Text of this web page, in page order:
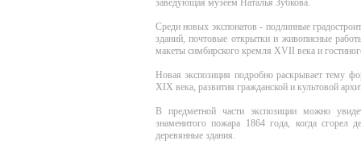
заведующая музеем Наталья Зубкова.
Среди новых экспонатов - подлинные
зданий, почтовые открытки и живописные
макеты симбирского кремля XVII века и
Новая экспозиция подробно раскрывает тему
XIX века, развития гражданской и культовой
В предметной части экспозиции можно
знаменитого пожара 1864 года, когда сгорел
деревянные здания.